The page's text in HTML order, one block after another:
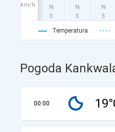
km/h
Temperatura
Pogoda
00:00